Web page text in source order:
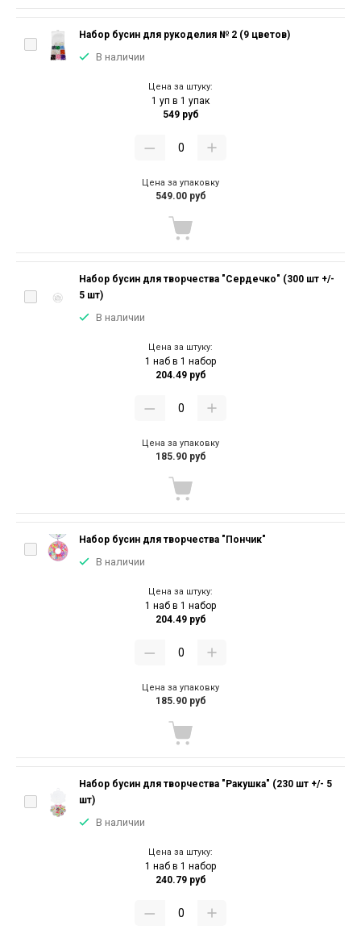
Набор бусин для рукоделия № 2 (9 цветов)
В наличии
Цена за штуку:
1 уп в 1 упак
549 руб
Цена за упаковку
549.00 руб
Набор бусин для творчества "Сердечко" (300 шт +/-
5 шт)
В наличии
Цена за штуку:
1 наб в 1 набор
204.49 руб
Цена за упаковку
185.90 руб
Набор бусин для творчества "Пончик"
В наличии
Цена за штуку:
1 наб в 1 набор
204.49 руб
Цена за упаковку
185.90 руб
Набор бусин для творчества "Ракушка" (230 шт +/- 5
шт)
В наличии
Цена за штуку:
1 наб в 1 набор
240.79 руб